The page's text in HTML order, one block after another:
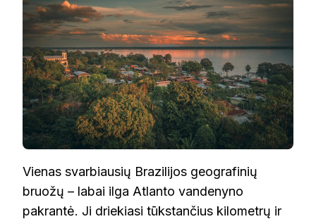
Vienas svarbiausių Brazilijos geografinių
bruožų – labai ilga Atlanto vandenyno
pakrantė. Ji driekiasi tūkstančius kilometrų ir